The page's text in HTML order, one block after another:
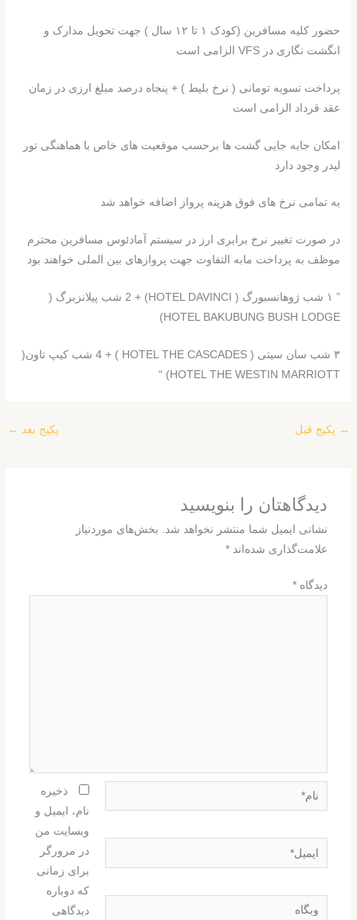
حضور کلیه مسافرین (کودک ۱ تا ۱۲ سال ) جهت تحویل مدارک و
انگشت نگاری در VFS الزامی است
پرداخت تسویه تومانی ( نرخ بلیط ) + پنجاه درصد مبلغ ارزی در زمان
عقد قرداد الزامی است
امکان جابه جایی گشت ها برحسب موقعیت های خاص با هماهنگی تور
لیدر وجود دارد
به تمامی نرخ های فوق هزینه پرواز اضافه خواهد شد
در صورت تغییر نرخ برابری ارز در سیستم آمادئوس مسافرین محترم
موظف به پرداخت مابه التفاوت جهت پروازهای بین الملی خواهند بود
” ۱ شب ژوهانسبورگ ( HOTEL DAVINCI) + 2 شب پیلانزبرگ (
HOTEL BAKUBUNG BUSH LODGE)
۳ شب سان سیتی ( HOTEL THE CASCADES ) + 4 شب کیپ تاون(
HOTEL THE WESTIN MARRIOTT) “
→ پکیج قبل پکیج بعد ←
دیدگاهتان را بنویسید
نشانی ایمیل شما منتشر نخواهد شد.
بخش‌های موردنیاز
علامت‌گذاری شده‌اند *
دیدگاه *
نام*
ایمیل*
وبگاه
ذخیره
نام، ایمیل و
وبسایت من
در مرورگر
برای زمانی
که دوباره
دیدگاهی